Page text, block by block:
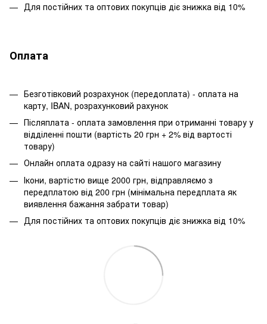
Для постійних та оптових покупців діє знижка від 10%
Оплата
Безготівковий розрахунок (передоплата) - оплата на
карту, IBAN, розрахунковий рахунок
Післяплата - оплата замовлення при отриманні товару у
відділенні пошти (вартість 20 грн + 2% від вартості
товару)
Онлайн оплата одразу на сайті нашого магазину
Ікони, вартістю вище 2000 грн, відправляємо з
передплатою від 200 грн (мінімальна передплата як
виявлення бажання забрати товар)
Для постійних та оптових покупців діє знижка від 10%